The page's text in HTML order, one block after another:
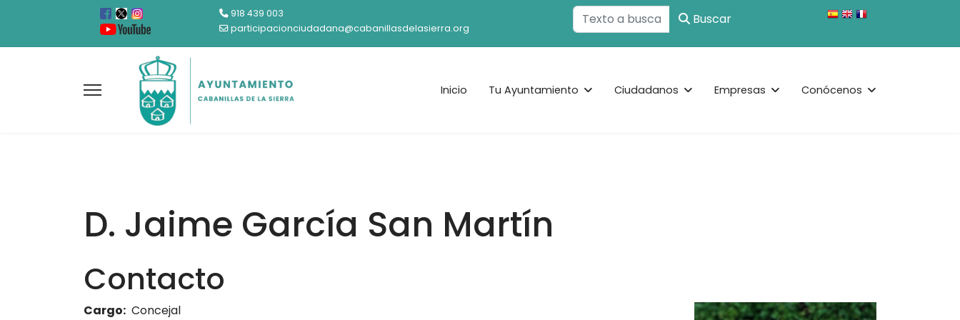
918 439 003
participacionciudadana@cabanillasdelasierra.org
Buscar Buscar
Inicio Tu Ayuntamiento Ciudadanos Empresas Conócenos
D. Jaime García San Martín
Contacto
Cargo: Concejal